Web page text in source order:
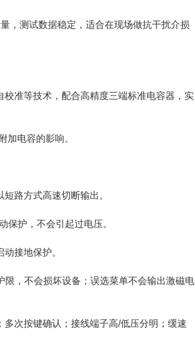
测试数据稳定，适合在现场做抗干扰介损
准等技术，配合高精度三端标准电容器，实
电容的影响。
路方式高速切断输出。
护，不会引起过电压。
接地保护。
，不会损坏设备；误选菜单不会输出激磁电
次按键确认；接线端子高/低压分明；缓速